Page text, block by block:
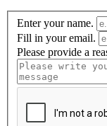
Enter your name.
Fill in your email.
Please provide a